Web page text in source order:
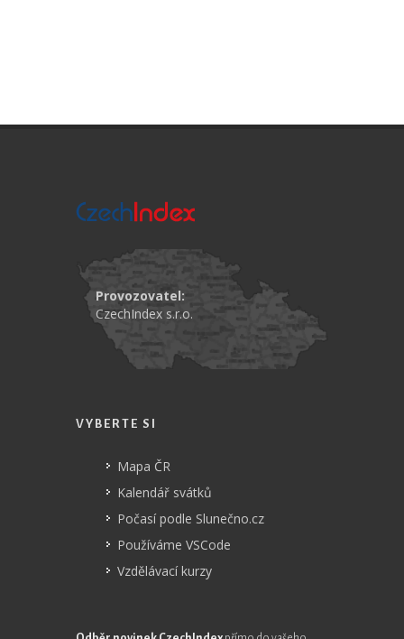
Provozovatel:
CzechIndex s.r.o.
VYBERTE SI
Mapa ČR
Kalendář svátků
Počasí podle Slunečno.cz
Používáme VSCode
Vzdělávací kurzy